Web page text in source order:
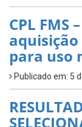
CPL FMS
para uso
Publicado em: 5